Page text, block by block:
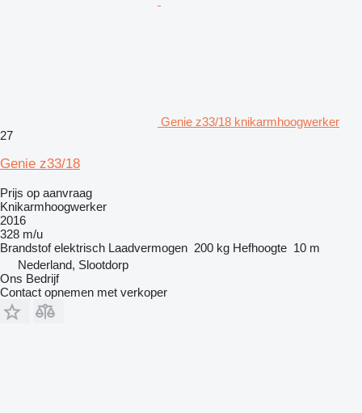
Genie z33/18 knikarmhoogwerker
27
Genie z33/18
Prijs op aanvraag
Knikarmhoogwerker
2016
328 m/u
Brandstof elektrisch Laadvermogen 200 kg Hefhoogte 10 m
Nederland, Slootdorp
Ons Bedrijf
Contact opnemen met verkoper